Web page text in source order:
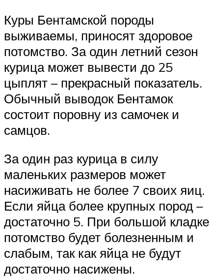
Куры Бентамской породы
выживаемы, приносят здоровое
потомство. За один летний сезон
курица может вывести до 25
цыплят – прекрасный показатель.
Обычный выводок Бентамок
состоит поровну из самочек и
самцов.
За один раз курица в силу
маленьких размеров может
насиживать не более 7 своих яиц.
Если яйца более крупных пород –
достаточно 5. При большой кладке
потомство будет болезненным и
слабым, так как яйца не будут
достаточно насижены.